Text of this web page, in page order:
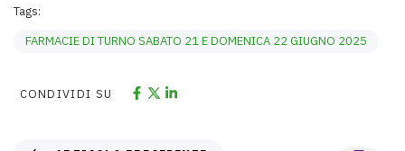
Tags:
FARMACIE DI TURNO SABATO 21 E DOMENICA 22 GIUGNO 2025
CONDIVIDI SU